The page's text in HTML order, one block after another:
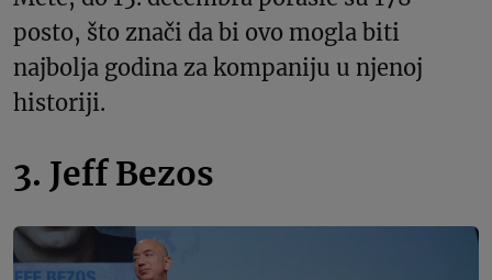
posto, što znači da bi ovo mogla biti
najbolja godina za kompaniju u njenoj
historiji.
3. Jeff Bezos